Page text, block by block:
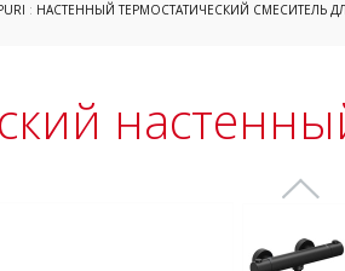
: НАСТЕННЫЙ ТЕРМОСТАТИЧЕСКИЙ СМЕСИТЕЛЬ